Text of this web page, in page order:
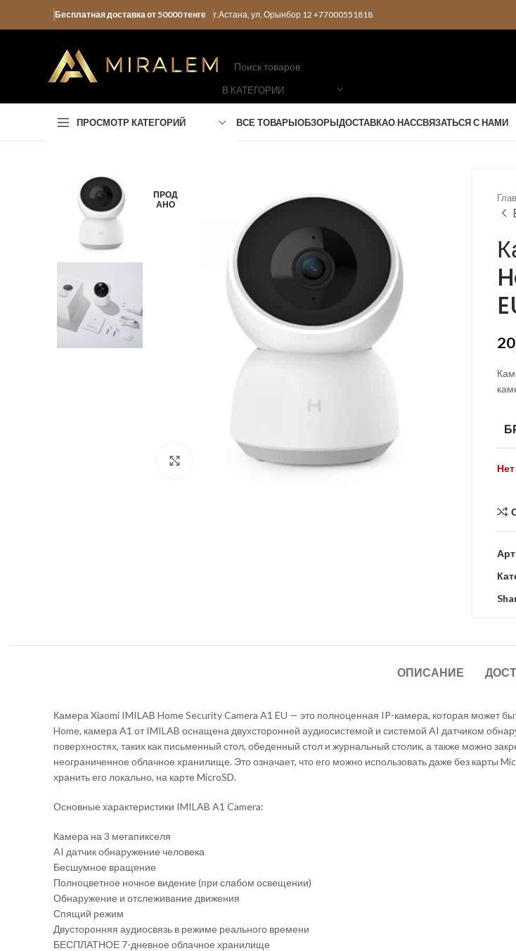
Бесплатная доставка от 50000 тенге г.Астана, ул. Орынбор 12 +77000551818
В КАТЕГОРИИ
ПРОСМОТР КАТЕГОРИЙ ВСЕ ТОВАРЫОБЗОРЫДОСТАВКАО НАССВЯЗАТЬСЯ С НАМИ
ПРОД
АНО
Нажмите, чтобы увеличить
ОПИСАНИЕ
Камера Xiaomi IMILAB Home Security Camera A1 EU — это полноценная IP-камера, которая может
Home, камера A1 от IMILAB оснащена двухсторонней аудиосистемой и системой AI датчиком
поверхностях, таких как письменный стол, обеденный стол и журнальный столик, а также можно
неограниченное облачное хранилище. Это означает, что его можно использовать даже без карты
хранить его локально, на карте MicroSD.
Основные характеристики IMILAB A1 Camera:
Камера на 3 мегапикселя
AI датчик обнаружение человека
Бесшумное вращение
Полноцветное ночное видение (при слабом освещении)
Обнаружение и отслеживание движения
Спящий режим
Двусторонняя аудиосвязь в режиме реального времени
БЕСПЛАТНОЕ 7-дневное облачное хранилище